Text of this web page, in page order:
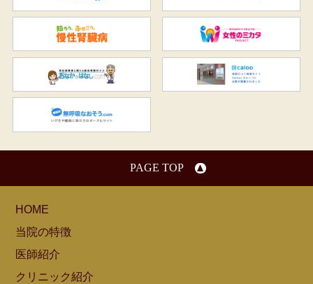
知ろう、ふせごう。慢性腎臓
おなかのはなし.com
PAGE TOP
HOME
当院の特徴
医師紹介
クリニック紹介